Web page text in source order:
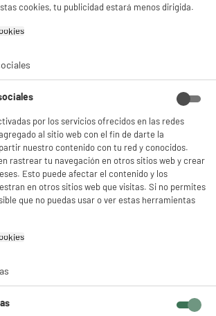
la puesta en marcha del aparato.
cookies, tu publicidad estará menos dirigida.
por los servicios ofrecidos en las redes
al sitio web con el fin de darte la
nuestro contenido con tu red y conocidos.
rastrear tu navegación en otros sitios web y crear
Esto puede afectar el contenido y los
en otros sitios web que visitas. Si no permites
que no puedas usar o ver estas herramientas